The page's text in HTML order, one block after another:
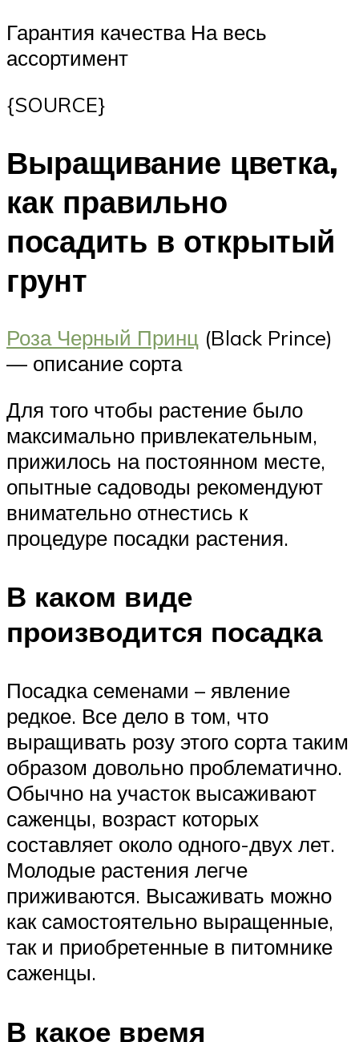
Гарантия качества На весь
ассортимент
{SOURCE}
Выращивание цветка,
как правильно
посадить в открытый
грунт
Роза Черный Принц (Black Prince)
— описание сорта
Для того чтобы растение было
максимально привлекательным,
прижилось на постоянном месте,
опытные садоводы рекомендуют
внимательно отнестись к
процедуре посадки растения.
В каком виде
производится посадка
Посадка семенами – явление
редкое. Все дело в том, что
выращивать розу этого сорта таким
образом довольно проблематично.
Обычно на участок высаживают
саженцы, возраст которых
составляет около одного-двух лет.
Молодые растения легче
приживаются. Высаживать можно
как самостоятельно выращенные,
так и приобретенные в питомнике
саженцы.
В какое время